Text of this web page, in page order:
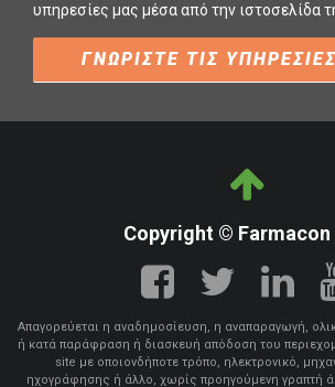
υπηρεσίες μας μέσα από την ιστοσελίδα
ΓΝΩΡΙΣΤΕ ΤΙΣ
Copyright © Farmacon
Απαγορεύεται η αναδημοσίευση, η αναπαραγωγή,
ή κατά παράφραση ή διασκευή απόδοση του
site με οποιονδήποτε τρόπο, ηλεκτρονικό,
ηχογράφησης ή άλλο, χωρίς προηγούμενη γραπτή